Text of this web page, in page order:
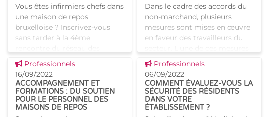
Vous êtes infirmiers chefs dans
une maison de repos
bruxelloise ? Inscrivez-vous
sans tarder à la 4ème
infirmiers chefs des maisons
de repos (MR) et maisons de
repos et de
Dans le cadre des accords du
non-marchand, plusieurs
mesures sont mises en œuvre
en faveur des travailleurs du
est la prime non-marchand.
Qu'est-ce que la prime non-
Voir cette news
Professionnels
16/09/2022
ACCOMPAGNEMENT ET
FORMATIONS : DU SOUTIEN
POUR LE PERSONNEL DES
MAISONS DE REPOS
Voir cette news
Professionnels
06/09/2022
COMMENT ÉVALUEZ-VOUS LA
SÉCURITÉ DES RÉSIDENTS
DANS VOTRE
ÉTABLISSEMENT ?